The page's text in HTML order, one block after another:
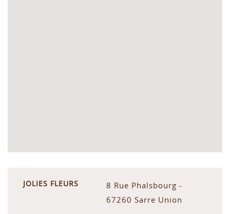
JOLIES FLEURS
8 Rue Phalsbourg -
67260 Sarre Union